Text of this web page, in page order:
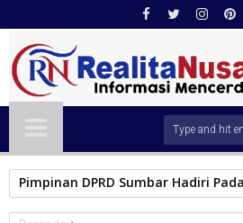
Pimpinan DPRD Sumbar Hadiri